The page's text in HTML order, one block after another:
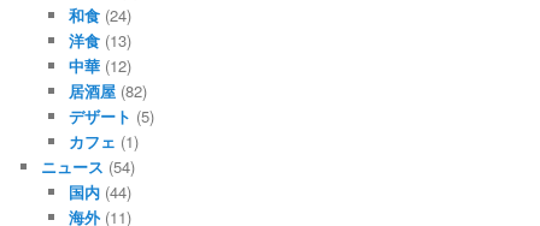
和食(24)
洋食(13)
中華(12)
居酒屋(82)
デザート (5)
カフェ (1)
ニュース (54)
国内(44)
海外(11)